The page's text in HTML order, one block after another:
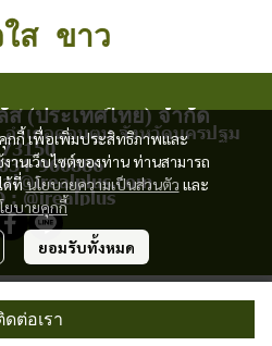
ส ขาว
ดต่อเรา
กกี้ เพื่อเพิ่มประสิทธิภาพและ
านเว็บไซต์ของท่าน ท่านสามารถ
ด้ที่นโยบายความเป็นส่วนตัว และ
ยบายคุกกี้
ยอมรับทั้งหมด
ส (ประเทศไทย) จำกัด
ำเภอดอนตูม จังหวัดนครปฐม
73150
966886
: @irealplus
ชมวันนี้247
MakeWebEasy